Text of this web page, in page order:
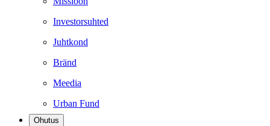
Investorsuhted
Juhtkond
Bränd
Meedia
Urban Fund
Ohutus